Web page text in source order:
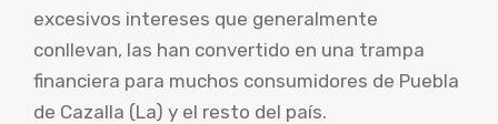
excesivos intereses que generalmente
conllevan, las han convertido en una trampa
financiera para muchos consumidores de Puebla
de Cazalla (La) y el resto del país.